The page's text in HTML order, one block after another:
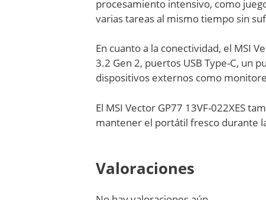
procesamiento intensivo, como
varias tareas al mismo tiempo sin
En cuanto a la conectividad, el MSI
3.2 Gen 2, puertos USB Type-C, un
dispositivos externos como
El MSI Vector GP77 13VF-022XES
mantener el portátil fresco durante
Valoraciones